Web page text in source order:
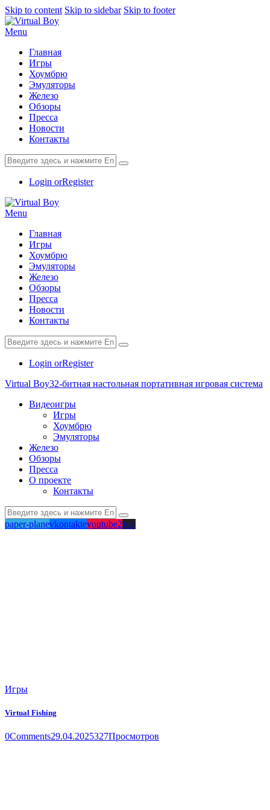
Skip to content Skip to sidebar Skip to footer
Menu
Главная
Игры
Хоумбрю
Эмуляторы
Железо
Обзоры
Пресса
Новости
Контакты
Login orRegister
Menu
Главная
Игры
Хоумбрю
Эмуляторы
Железо
Обзоры
Пресса
Новости
Контакты
Login orRegister
Virtual Boy32-битная настольная портативная игровая система
Видеоигры
Игры
Хоумбрю
Эмуляторы
Железо
Обзоры
Пресса
О проекте
Контакты
paper-planevkontakteyoutube2star
Игры
Virtual Fishing
0Comments29.04.2025327Просмотров